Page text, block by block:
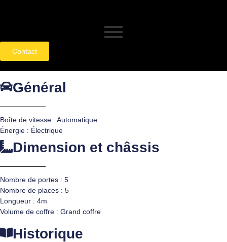
Contact
Général
Boîte de vitesse : Automatique
Énergie : Électrique
Dimension et châssis
Nombre de portes : 5
Nombre de places : 5
Longueur : 4m
Volume de coffre : Grand coffre
Historique